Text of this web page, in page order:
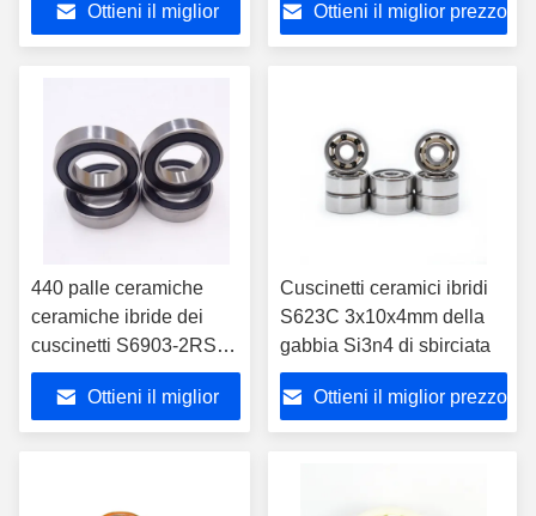
Ottieni il miglior
S15267-2RS
Ottieni il miglior prezzo
440 palle ceramiche
ceramiche ibride dei
cuscinetti S6903-2RS
Si3N4 del pattino di
acciaio inossidabile
Ottieni il miglior
Cuscinetti ceramici ibridi
S623C 3x10x4mm della
gabbia Si3n4 di sbirciata
Ottieni il miglior prezzo